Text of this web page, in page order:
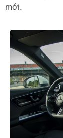
mới.